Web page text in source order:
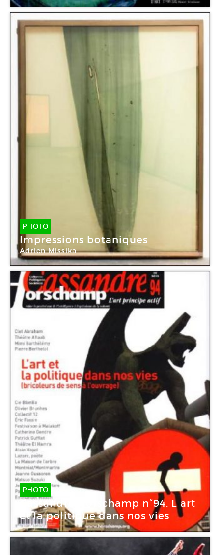
PHOTO
Impressions botaniques
Adrien Missika
PHOTO
Cassandre Horschamp n°94. L art
et la politique dans nos vies